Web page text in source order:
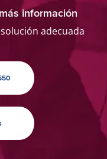
información
adecuada